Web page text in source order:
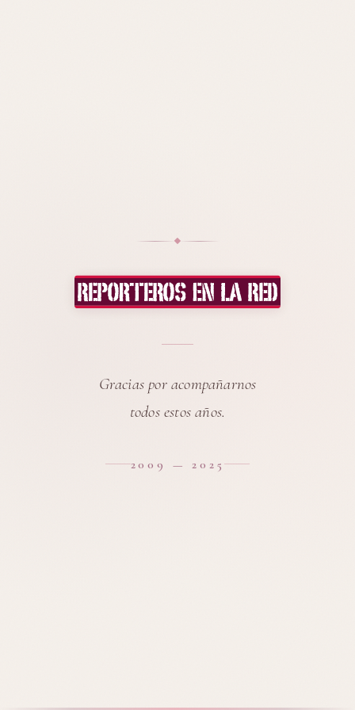
Gracias por acompañarnos
todos estos años.
2009 — 2025